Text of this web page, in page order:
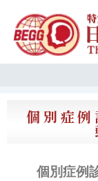
ッ
個別症例
個別症例